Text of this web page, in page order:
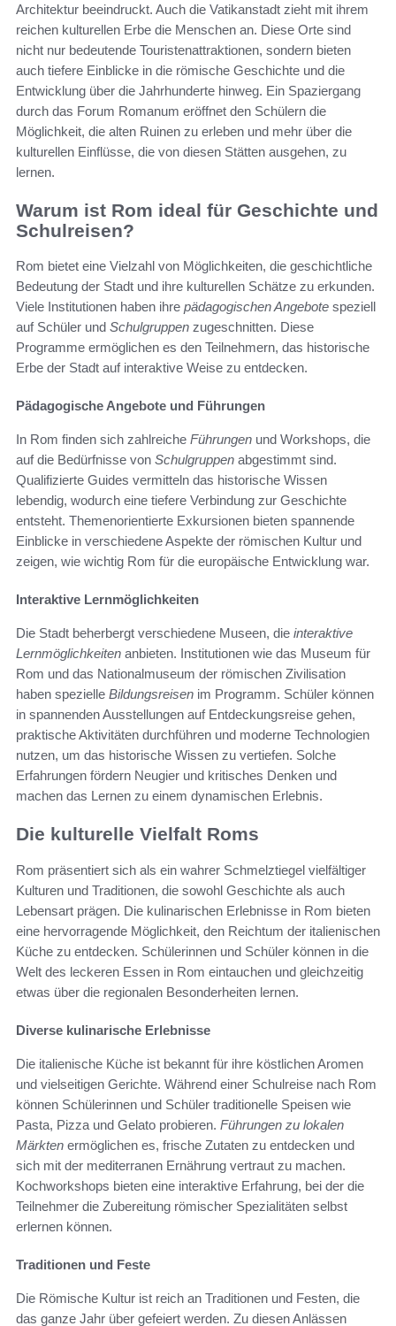
Architektur beeindruckt. Auch die Vatikanstadt zieht mit ihrem
reichen kulturellen Erbe die Menschen an. Diese Orte sind
nicht nur bedeutende Touristenattraktionen, sondern bieten
auch tiefere Einblicke in die römische Geschichte und die
Entwicklung über die Jahrhunderte hinweg. Ein Spaziergang
durch das Forum Romanum eröffnet den Schülern die
Möglichkeit, die alten Ruinen zu erleben und mehr über die
kulturellen Einflüsse, die von diesen Stätten ausgehen, zu
lernen.
Warum ist Rom ideal für Geschichte und
Schulreisen?
Rom bietet eine Vielzahl von Möglichkeiten, die geschichtliche
Bedeutung der Stadt und ihre kulturellen Schätze zu erkunden.
Viele Institutionen haben ihre pädagogischen Angebote speziell
auf Schüler und Schulgruppen zugeschnitten. Diese
Programme ermöglichen es den Teilnehmern, das historische
Erbe der Stadt auf interaktive Weise zu entdecken.
Pädagogische Angebote und Führungen
In Rom finden sich zahlreiche Führungen und Workshops, die
auf die Bedürfnisse von Schulgruppen abgestimmt sind.
Qualifizierte Guides vermitteln das historische Wissen
lebendig, wodurch eine tiefere Verbindung zur Geschichte
entsteht. Themenorientierte Exkursionen bieten spannende
Einblicke in verschiedene Aspekte der römischen Kultur und
zeigen, wie wichtig Rom für die europäische Entwicklung war.
Interaktive Lernmöglichkeiten
Die Stadt beherbergt verschiedene Museen, die interaktive
Lernmöglichkeiten anbieten. Institutionen wie das Museum für
Rom und das Nationalmuseum der römischen Zivilisation
haben spezielle Bildungsreisen im Programm. Schüler können
in spannenden Ausstellungen auf Entdeckungsreise gehen,
praktische Aktivitäten durchführen und moderne Technologien
nutzen, um das historische Wissen zu vertiefen. Solche
Erfahrungen fördern Neugier und kritisches Denken und
machen das Lernen zu einem dynamischen Erlebnis.
Die kulturelle Vielfalt Roms
Rom präsentiert sich als ein wahrer Schmelztiegel vielfältiger
Kulturen und Traditionen, die sowohl Geschichte als auch
Lebensart prägen. Die kulinarischen Erlebnisse in Rom bieten
eine hervorragende Möglichkeit, den Reichtum der italienischen
Küche zu entdecken. Schülerinnen und Schüler können in die
Welt des leckeren Essen in Rom eintauchen und gleichzeitig
etwas über die regionalen Besonderheiten lernen.
Diverse kulinarische Erlebnisse
Die italienische Küche ist bekannt für ihre köstlichen Aromen
und vielseitigen Gerichte. Während einer Schulreise nach Rom
können Schülerinnen und Schüler traditionelle Speisen wie
Pasta, Pizza und Gelato probieren. Führungen zu lokalen
Märkten ermöglichen es, frische Zutaten zu entdecken und
sich mit der mediterranen Ernährung vertraut zu machen.
Kochworkshops bieten eine interaktive Erfahrung, bei der die
Teilnehmer die Zubereitung römischer Spezialitäten selbst
erlernen können.
Traditionen und Feste
Die Römische Kultur ist reich an Traditionen und Festen, die
das ganze Jahr über gefeiert werden. Zu diesen Anlässen